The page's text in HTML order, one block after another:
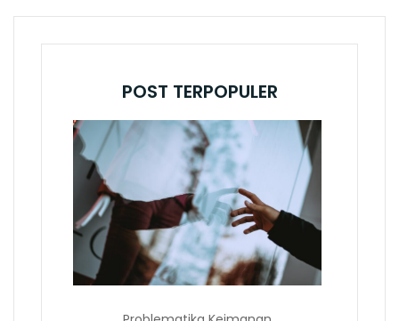
POST TERPOPULER